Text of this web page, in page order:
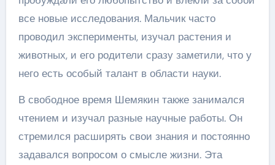
все новые исследования. Мальчик часто
проводил эксперименты, изучал растения и
животных, и его родители сразу заметили, что у
него есть особый талант в области науки.
В свободное время Шемякин также занимался
чтением и изучал разные научные работы. Он
стремился расширять свои знания и постоянно
задавался вопросом о смысле жизни. Эта